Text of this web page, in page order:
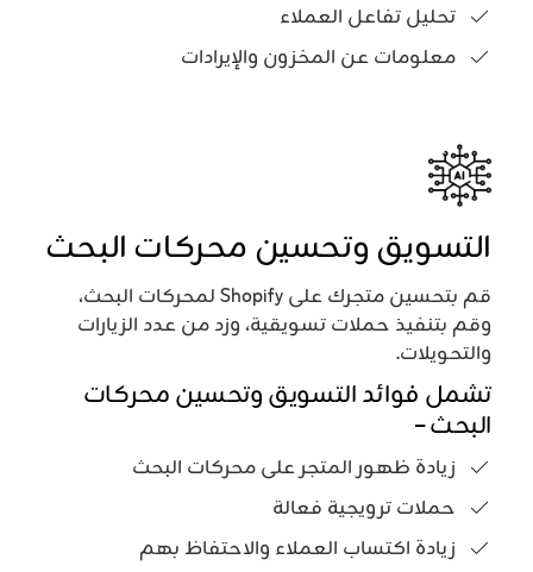
تحليل تفاعل العملاء
معلومات عن المخزون والإيرادات
التسويق وتحسين محركات البحث
قم بتحسين متجرك على Shopify لمحركات البحث،
وقم بتنفيذ حملات تسويقية، وزد من عدد الزيارات
والتحويلات.
تشمل فوائد التسويق وتحسين محركات
البحث –
زيادة ظهور المتجر على محركات البحث
حملات ترويجية فعالة
زيادة اكتساب العملاء والاحتفاظ بهم